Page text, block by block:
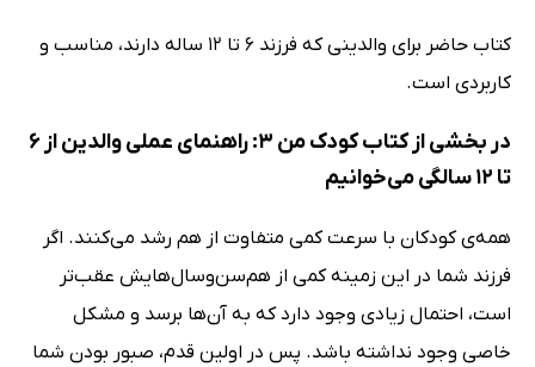
کتاب حاضر برای والدینی که فرزند 6 تا 12 ساله دارند، مناسب و
کاربردی است.
در بخشی از کتاب کودک من 3: راهنمای عملی والدین از 6
تا 12 سالگی می‌خوانیم
همه‌ی کودکان با سرعت کمی متفاوت از هم رشد می‌کنند. اگر
فرزند شما در این زمینه کمی از هم‌سن‌وسال‌هایش عقب‌تر
است، احتمال زیادی وجود دارد که به آن‌ها برسد و مشکل
خاصی وجود نداشته باشد. پس در اولین قدم، صبور بودن شما